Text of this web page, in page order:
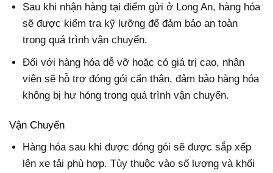
Sau khi nhận hàng tại điểm gửi ở Long An, hàng hóa
sẽ được kiểm tra kỹ lưỡng để đảm bảo an toàn
trong quá trình vận chuyển.
Đối với hàng hóa dễ vỡ hoặc có giá trị cao, nhân
viên sẽ hỗ trợ đóng gói cẩn thận, đảm bảo hàng hóa
không bị hư hỏng trong quá trình vận chuyển.
Vận Chuyển
Hàng hóa sau khi được đóng gói sẽ được sắp xếp
lên xe tải phù hợp. Tùy thuộc vào số lượng và khối